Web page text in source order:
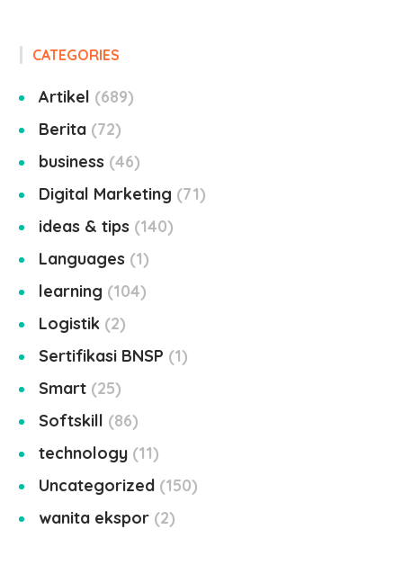
CATEGORIES
Artikel
689
Berita 72
business 46
Digital Marketing
71
ideas & tips
140
Languages
1
learning
104
Logistik 2
Sertifikasi BNSP
1
Smart 25
Softskill
86
technology 11
Uncategorized 150
wanita ekspor 2